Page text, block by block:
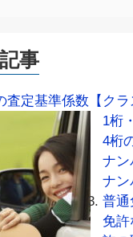
事
定基準係数【クラ
1桁
4桁
ナン
ナン
普通
免許